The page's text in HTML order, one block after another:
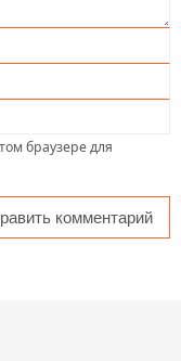
браузере для